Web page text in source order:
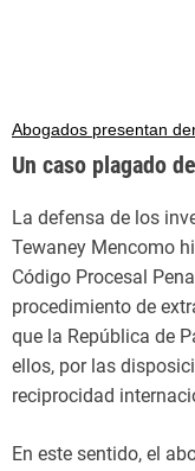
Abogados presentan
Un caso plagado
La defensa de los
Tewaney Mencomo
Código Procesal
procedimiento de
que la República de
ellos, por las
reciprocidad
En este sentido, el